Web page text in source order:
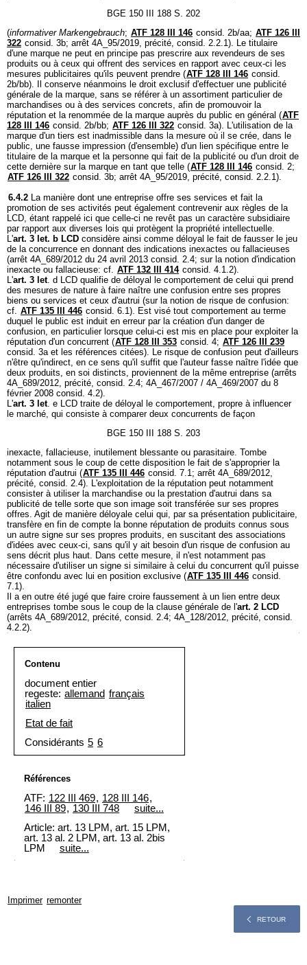
BGE 150 III 188 S. 202
(informativer Markengebrauch; ATF 128 III 146 consid. 2b/aa; ATF 126 III
322 consid. 3b; arrêt 4A_95/2019, précité, consid. 2.2.1). Le titulaire
d'une marque ne peut en principe pas prescrire aux revendeurs de ses
produits ou à ceux qui offrent des services en rapport avec ceux-ci les
mesures publicitaires qu'ils peuvent prendre (ATF 128 III 146 consid.
2b/bb). Il conserve néanmoins le droit exclusif d'effectuer une publicité
générale de la marque, sans se référer à un assortiment particulier de
marchandises ou à des services concrets, afin de promouvoir la
réputation et la renommée de la marque auprès du public en général (ATF
128 III 146 consid. 2b/bb; ATF 126 III 322 consid. 3a). L'utilisation de la
marque d'un tiers est inadmissible dans la mesure où il se crée, dans le
public, une fausse impression (d'ensemble) d'un lien spécifique entre le
titulaire de la marque et la personne qui fait de la publicité ou d'un droit de
cette dernière sur la marque en tant que telle (ATF 128 III 146 consid. 2;
ATF 126 III 322 consid. 3b; arrêt 4A_95/2019, précité, consid. 2.2.1).
6.4.2 La manière dont une entreprise offre ses services et fait la
promotion de ses activités peut également contrevenir aux règles de la
LCD, étant rappelé ici que celle-ci ne revêt pas un caractère subsidiaire
par rapport aux diverses lois qui protègent la propriété intellectuelle.
L'art. 3 let. b LCD considère ainsi comme déloyal le fait de fausser le jeu
de la concurrence en donnant des indications inexactes ou fallacieuses
(arrêt 4A_689/2012 du 24 avril 2013 consid. 2.4; sur la notion d'indication
inexacte ou fallacieuse: cf. ATF 132 III 414 consid. 4.1.2).
L'art. 3 let. d LCD qualifie de déloyal le comportement de celui qui prend
des mesures de nature à faire naître une confusion entre ses propres
biens ou services et ceux d'autrui (sur la notion de risque de confusion:
cf. ATF 135 III 446 consid. 6.1). Est visé tout comportement au terme
duquel le public est induit en erreur par la création d'un danger de
confusion, en particulier lorsque celui-ci est mis en place pour exploiter la
réputation d'un concurrent (ATF 128 III 353 consid. 4; ATF 126 III 239
consid. 3a et les références citées). Le risque de confusion peut d'ailleurs
n'être qu'indirect, en ce sens qu'il suffit que l'auteur fasse naître l'idée que
deux produits, en soi distincts, proviennent de la même entreprise (arrêts
4A_689/2012, précité, consid. 2.4; 4A_467/2007 / 4A_469/2007 du 8
février 2008 consid. 4.2).
L'art. 3 let. e LCD traite de déloyal le comportement, propre à influencer
le marché, qui consiste à comparer deux concurrents de façon
BGE 150 III 188 S. 203
inexacte, fallacieuse, inutilement blessante ou parasitaire. Tombe
notamment sous le coup de cette disposition le fait de s'approprier la
réputation d'autrui (ATF 135 III 446 consid. 7.1; arrêt 4A_689/2012,
précité, consid. 2.4). L'exploitation de la réputation peut notamment
consister à utiliser la marchandise ou la prestation d'autrui dans sa
publicité de telle sorte que son image soit transférée sur ses propres
offres. Agit de manière déloyale celui qui, par sa présentation publicitaire,
transfère en fin de compte la bonne réputation de produits connus sous
un autre signe sur ses propres produits, en suscitant des associations
d'idées avec ceux-ci, sans qu'il y ait besoin d'un risque de confusion au
sens décrit plus haut. Dans cette mesure, il n'est notamment pas
nécessaire d'utiliser un signe si similaire à celui du concurrent qu'il puisse
être confondu avec lui en position exclusive (ATF 135 III 446 consid.
7.1).
Il a en outre été jugé que faire croire faussement à un lien entre deux
entreprises tombe sous le coup de la clause générale de l'art. 2 LCD
(arrêts 4A_689/2012, précité, consid. 2.4; 4A_128/2012, précité, consid.
4.2.2).
Contenu
document entier
regeste: allemand français
italien
Etat de fait
Considérants 5 6
Références
ATF: 122 III 469, 128 III 146,
146 III 89, 130 III 748
suite...
Article: art. 13 LPM, art. 15 LPM,
art. 13 al. 2 LPM, art. 13 al. 2bis
LPM
suite...
Imprimer remonter
RETOUR